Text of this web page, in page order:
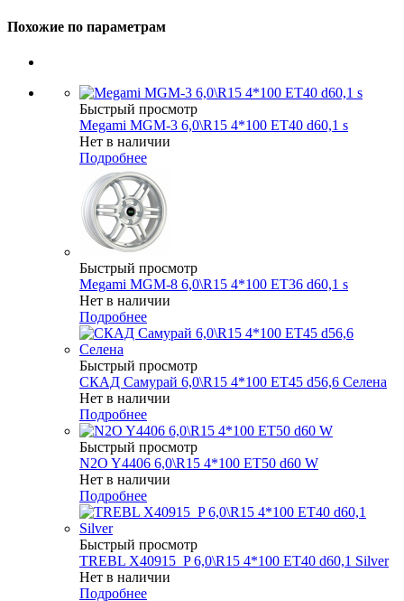
Похожие по параметрам
Быстрый просмотр
Megami MGM-3 6,0\R15 4*100 ET40 d60,1 s
Нет в наличии
Подробнее
Быстрый просмотр
Megami MGM-8 6,0\R15 4*100 ET36 d60,1 s
Нет в наличии
Подробнее
Быстрый просмотр
СКАД Самурай 6,0\R15 4*100 ET45 d56,6 Селена
Нет в наличии
Подробнее
Быстрый просмотр
N2O Y4406 6,0\R15 4*100 ET50 d60 W
Нет в наличии
Подробнее
Быстрый просмотр
TREBL X40915_P 6,0\R15 4*100 ET40 d60,1 Silver
Нет в наличии
Подробнее